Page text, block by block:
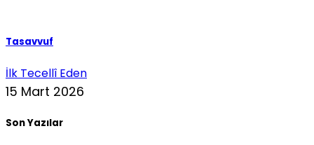
Tasavvuf
İlk Tecellî Eden
15 Mart 2026
Son Yazılar